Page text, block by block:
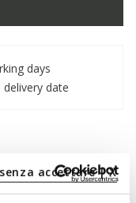
accettare | X
days
date
with a
from embossed